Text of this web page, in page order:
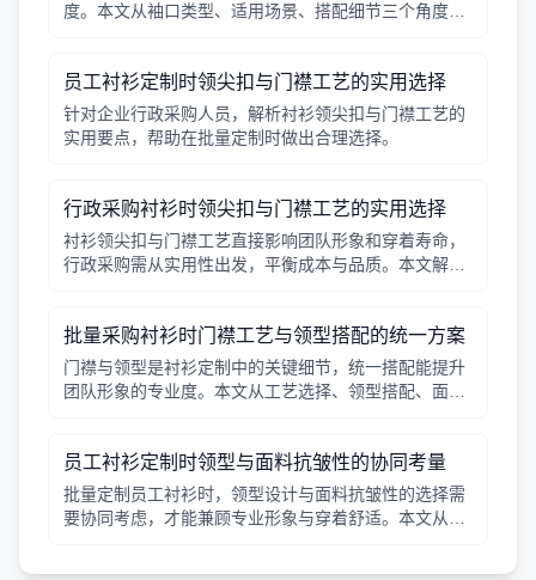
度。本文从袖口类型、适用场景、搭配细节三个角度，
员工衬衫定制时领尖扣与门襟工艺的实用选择
针对企业行政采购人员，解析衬衫领尖扣与门襟工艺的
实用要点，帮助在批量定制时做出合理选择。
行政采购衬衫时领尖扣与门襟工艺的实用选择
衬衫领尖扣与门襟工艺直接影响团队形象和穿着寿命，
行政采购需从实用性出发，平衡成本与品质。本文解析
批量采购衬衫时门襟工艺与领型搭配的统一方案
门襟与领型是衬衫定制中的关键细节，统一搭配能提升
团队形象的专业度。本文从工艺选择、领型搭配、面料
员工衬衫定制时领型与面料抗皱性的协同考量
批量定制员工衬衫时，领型设计与面料抗皱性的选择需
要协同考虑，才能兼顾专业形象与穿着舒适。本文从领